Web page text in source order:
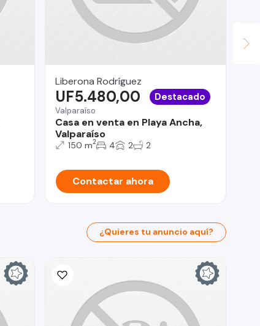
Liberona Rodríguez
Valparaíso
Casa en venta en Playa Ancha,
Valparaíso
UF5.480,00 Destacado
150 m2 4 2 2
Contactar ahora
¿Quieres tu anuncio aquí?